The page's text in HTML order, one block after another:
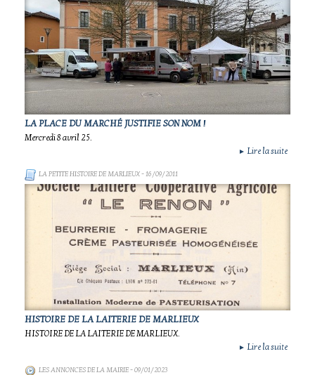
LA PLACE DU MARCHÉ JUSTIFIE SON NOM !
Mercredi 8 avril 25.
► Lire la suite
LA PETITE HISTOIRE DE MARLIEUX- 16/09/2011
HISTOIRE DE LA LAITERIE DE MARLIEUX
HISTOIRE DE LA LAITERIE DE MARLIEUX.
► Lire la suite
LES ANNONCES DE LA MAIRIE- 09/01/2023